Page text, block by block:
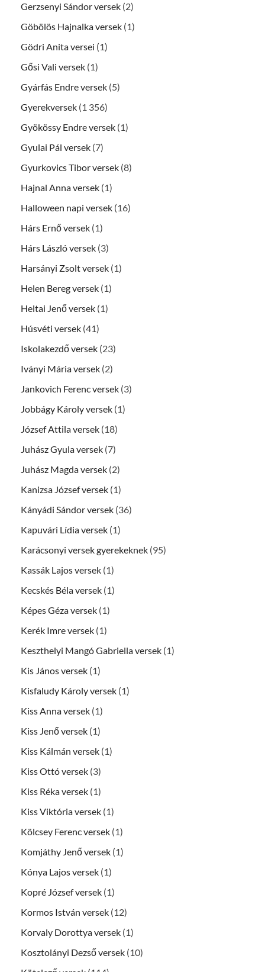
Gerzsenyi Sándor versek (2)
Göbölös Hajnalka versek (1)
Gödri Anita versei (1)
Gősi Vali versek (1)
Gyárfás Endre versek (5)
Gyerekversek (1 356)
Gyökössy Endre versek (1)
Gyulai Pál versek (7)
Gyurkovics Tibor versek (8)
Hajnal Anna versek (1)
Halloween napi versek (16)
Hárs Ernő versek (1)
Hárs László versek (3)
Harsányi Zsolt versek (1)
Helen Bereg versek (1)
Heltai Jenő versek (1)
Húsvéti versek (41)
Iskolakezdő versek (23)
Iványi Mária versek (2)
Jankovich Ferenc versek (3)
Jobbágy Károly versek (1)
József Attila versek (18)
Juhász Gyula versek (7)
Juhász Magda versek (2)
Kanizsa József versek (1)
Kányádi Sándor versek (36)
Kapuvári Lídia versek (1)
Karácsonyi versek gyerekeknek (95)
Kassák Lajos versek (1)
Kecskés Béla versek (1)
Képes Géza versek (1)
Kerék Imre versek (1)
Keszthelyi Mangó Gabriella versek (1)
Kis János versek (1)
Kisfaludy Károly versek (1)
Kiss Anna versek (1)
Kiss Jenő versek (1)
Kiss Kálmán versek (1)
Kiss Ottó versek (3)
Kiss Réka versek (1)
Kiss Viktória versek (1)
Kölcsey Ferenc versek (1)
Komjáthy Jenő versek (1)
Kónya Lajos versek (1)
Kopré József versek (1)
Kormos István versek (12)
Korvaly Dorottya versek (1)
Kosztolányi Dezső versek (10)